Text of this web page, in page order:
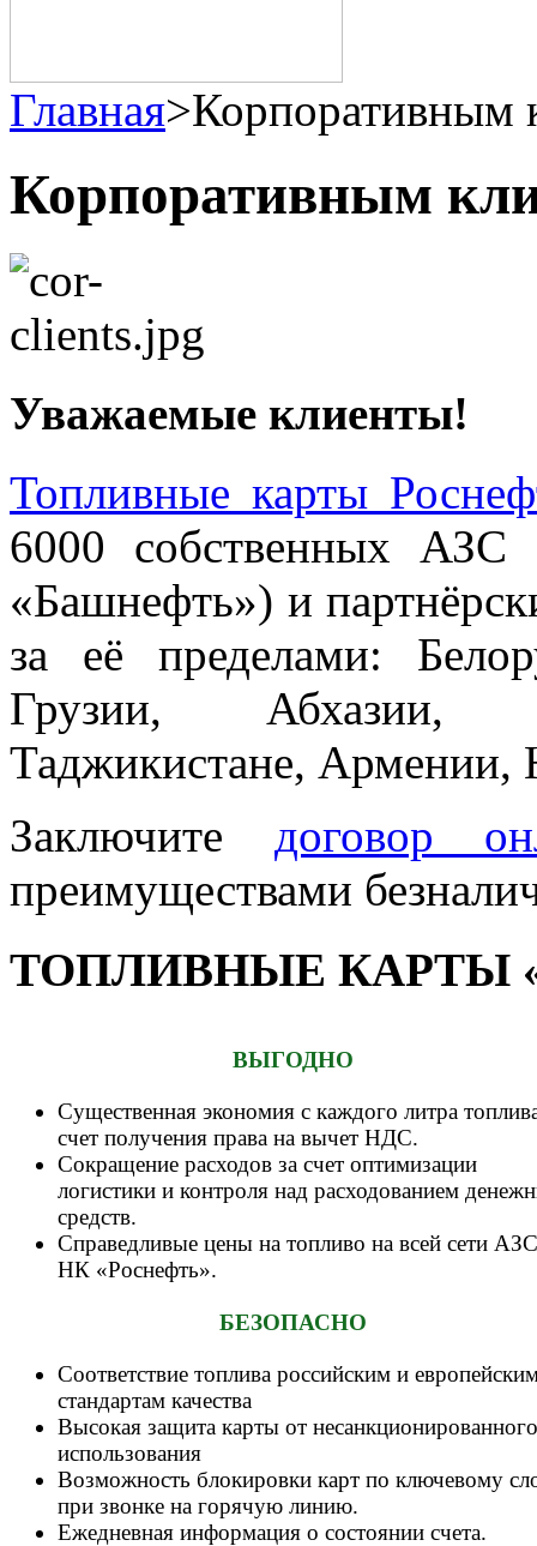
Главная>Корпоративным
Корпоративным
Уважаемые клиенты!
Топливные карты
6000 собственных
«Башнефть») и
за её пределами:
Грузии, Абхазии,
Таджикистане,
Заключите договор
преимуществами
ТОПЛИВНЫЕ КАРТЫ
ВЫГОДНО
Существенная экономия с каждого литра
счет получения права на вычет НДС.
Сокращение расходов за счет оптимизации
логистики и контроля над расходованием
средств.
Справедливые цены на топливо на всей сети АЗС
НК «Роснефть».
БЕЗОПАСНО
Соответствие топлива российским и
стандартам качества
Высокая защита карты от несанкционированного
использования
Возможность блокировки карт по ключевому
при звонке на горячую линию.
Ежедневная информация о состоянии счета.